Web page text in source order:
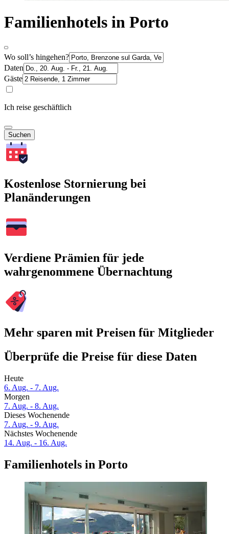
Familienhotels in Porto
Wo soll’s hingehen?
Daten
Gäste
Ich reise geschäftlich
Suchen
Kostenlose Stornierung bei
Planänderungen
Verdiene Prämien für jede
wahrgenommene Übernachtung
Mehr sparen mit Preisen für Mitglieder
Überprüfe die Preise für diese Daten
Heute
6. Aug. - 7. Aug.
Morgen
7. Aug. - 8. Aug.
Dieses Wochenende
7. Aug. - 9. Aug.
Nächstes Wochenende
14. Aug. - 16. Aug.
Familienhotels in Porto